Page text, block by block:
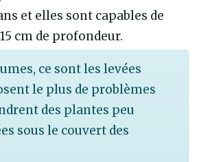
et elles sont capables de
cm de profondeur.
ce sont les levées
le plus de problèmes
des plantes peu
sous le couvert des